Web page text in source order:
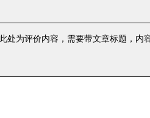
此处为评价内容，需要带文章标题，内